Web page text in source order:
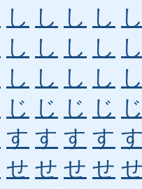
し し し し
し し し し
し し し し
じ じ じ じ
す す す す
せ せ せ せ